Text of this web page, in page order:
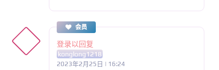
会员
登录以回复
konglong1218
2023年2月25日 | 16:24